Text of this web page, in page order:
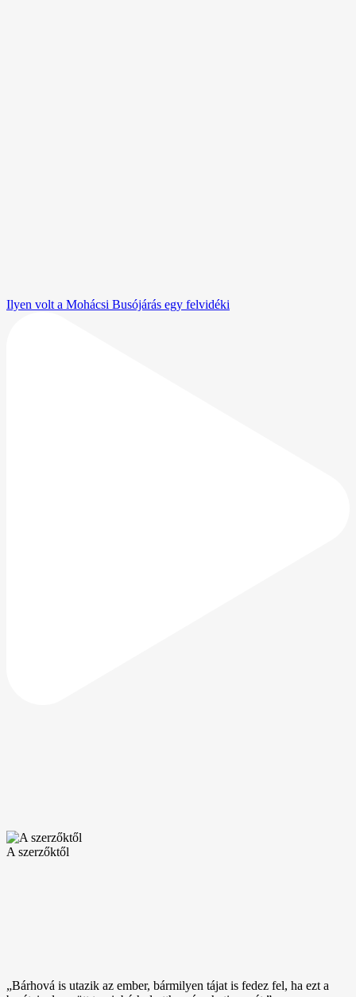
Ilyen volt a Mohácsi Busójárás egy felvidéki
A szerzőktől
„Bárhová is utazik az ember, bármilyen tájat is fedez fel, ha ezt a